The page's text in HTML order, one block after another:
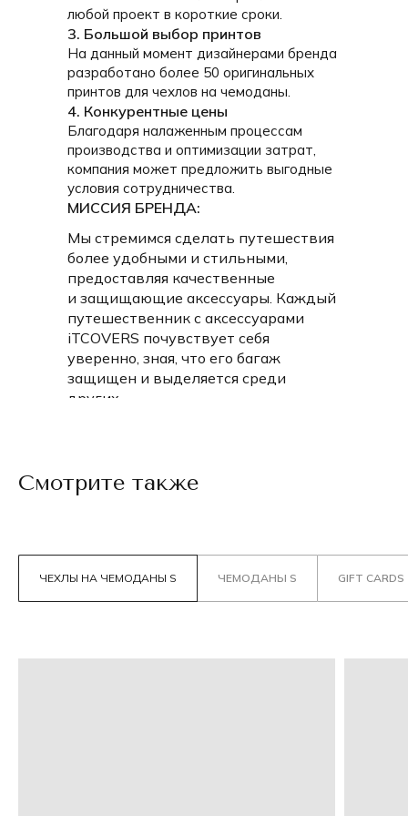
ПРИ РАЗРАБОТКЕ ЧЕХЛОВ БЫЛИ УЧТЕНЫ ВСЕ
ПОТРЕБНОСТИ ПУТЕШЕСТВЕННИКОВ:
любой проект в короткие сроки.
3. Большой выбор принтов
На данный момент дизайнерами бренда
разработано более 50 оригинальных
принтов для чехлов на чемоданы.
4. Конкурентные цены
Благодаря налаженным процессам
производства и оптимизации затрат,
компания может предложить выгодные
условия сотрудничества.
МИССИЯ БРЕНДА:
Мы стремимся сделать путешествия
более удобными и стильными,
предоставляя качественные
и защищающие аксессуары. Каждый
путешественник с аксессуарами
iTCOVERS почувствует себя
уверенно, зная, что его багаж
защищен и выделяется среди
других.
Смотрите также
ЧЕХЛЫ НА ЧЕМОДАНЫ S ЧЕМОДАНЫ S GIFT CARDS